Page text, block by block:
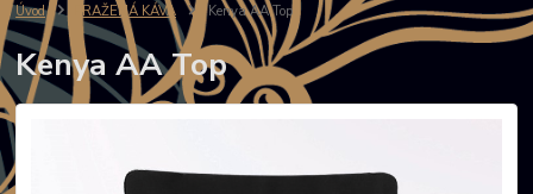
Úvod PRAŽENÁ KÁVA Kenya AA Top
Kenya AA Top